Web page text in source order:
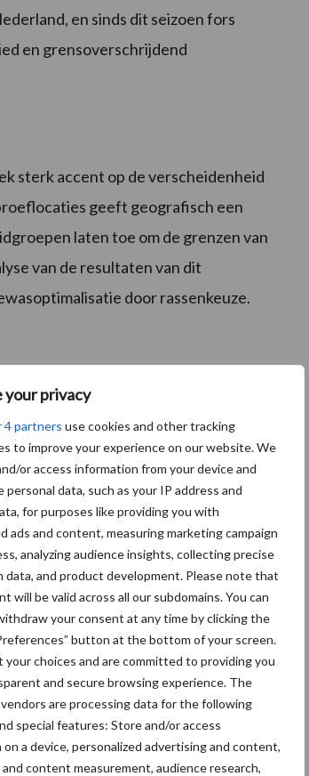
your privacy
4 partners use cookies and other tracking
to improve your experience on our website. We
or access information from your device and
personal data, such as your IP address and
for purposes like providing you with
ads and content, measuring marketing campaign
analyzing audience insights, collecting precise
data, and product development. Please note that
will be valid across all our subdomains. You can
your consent at any time by clicking the
button at the bottom of your screen.
your choices and are committed to providing you
and secure browsing experience. The
are processing data for the following
special features: Store and/or access
a device, personalized advertising and content,
content measurement, audience research,
en sinds dit seizoen fors
en grensoverschrijdend
sterk accent op de verscheidenheid
geeft geografisch een
laten toe om de grenzen van
van de resultaten van dit
door rassenkeuze.
programma gedraaid. Dit
Alle maiskwekers kunnen aan dit
wortelt in de fundamentele kennis dat
maïsteeltvoor het grootste gedeelte
De korrelopbrengst en de
te vergelijken dan resultaten uit
van de silomais vertekend is.
dan de resultaten bij de oogst als
mogelijkheden bloot om via